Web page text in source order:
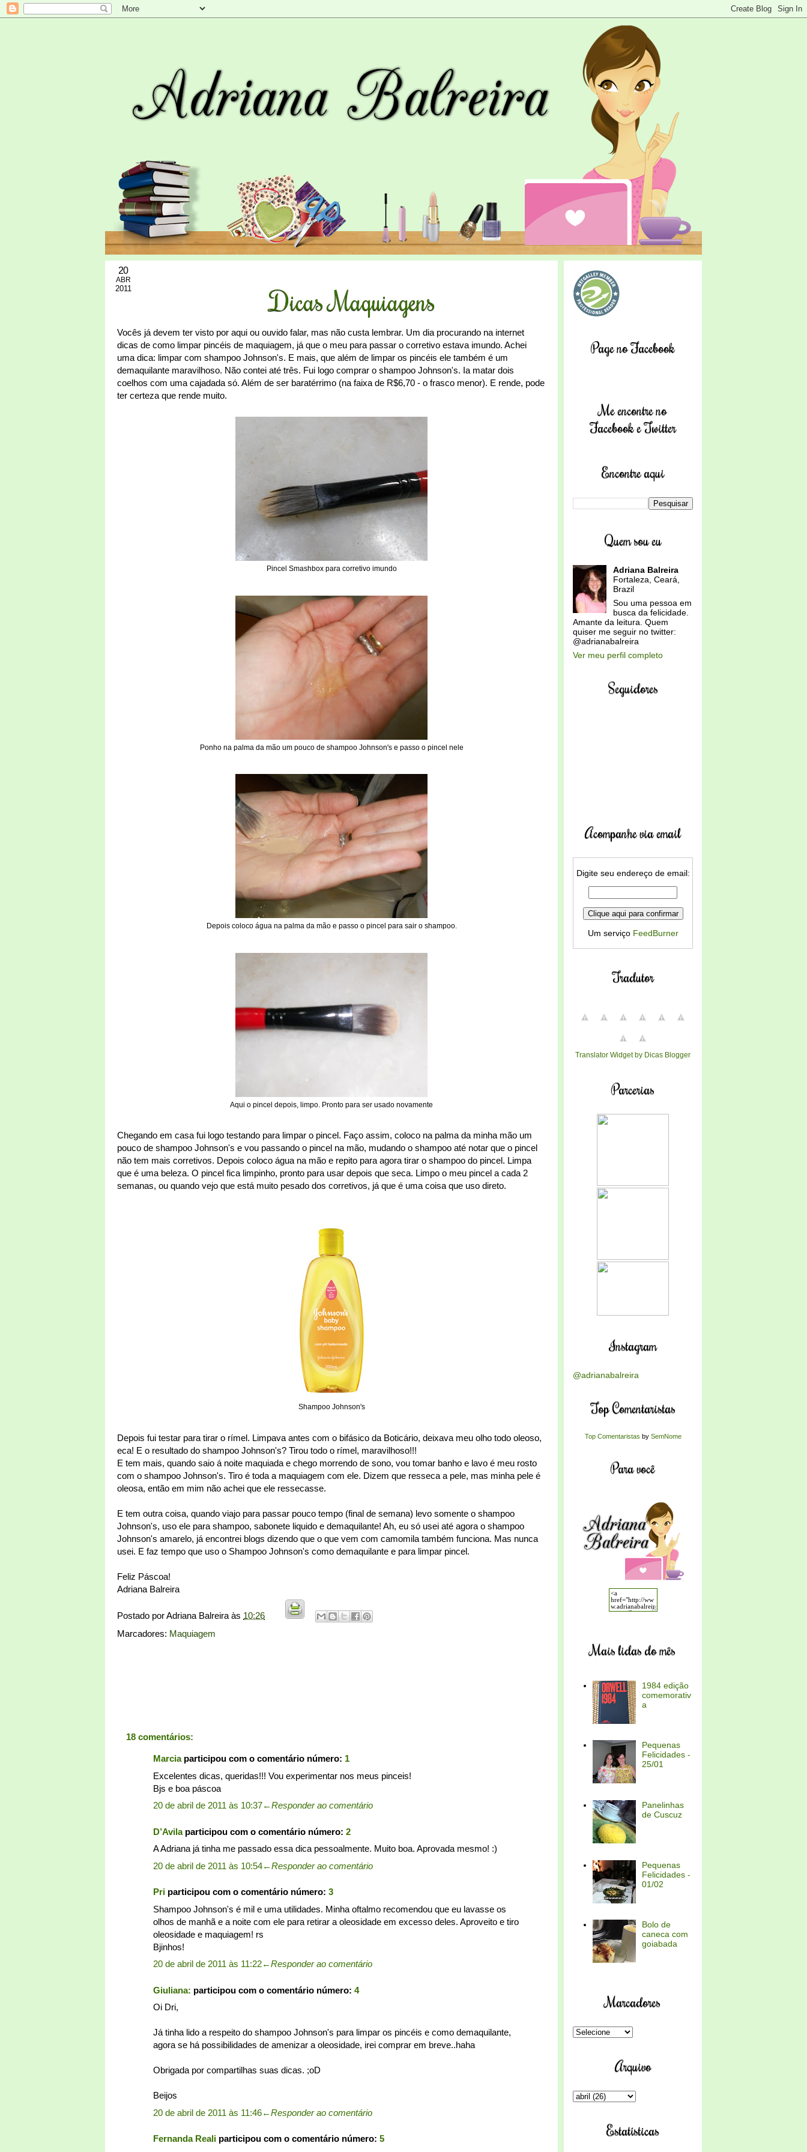
20
ABR
2011 Dicas Maquiagens
Vocês já devem ter visto por aqui ou ouvido falar, mas não custa lembrar. Um dia procurando na internet
dicas de como limpar pincéis de maquiagem, já que o meu para passar o corretivo estava imundo. Achei
uma dica: limpar com shampoo Johnson's. E mais, que além de limpar os pincéis ele também é um
demaquilante maravilhoso. Não contei até três. Fui logo comprar o shampoo Johnson's. Ia matar dois
coelhos com uma cajadada só. Além de ser baratérrimo (na faixa de R$6,70 - o frasco menor). E rende, pode
ter certeza que rende muito.
Pincel Smashbox para corretivo imundo
Ponho na palma da mão um pouco de shampoo Johnson's e passo o pincel nele
Depois coloco água na palma da mão e passo o pincel para sair o shampoo.
Aqui o pincel depois, limpo. Pronto para ser usado novamente
Chegando em casa fui logo testando para limpar o pincel. Faço assim, coloco na palma da minha mão um
pouco de shampoo Johnson's e vou passando o pincel na mão, mudando o shampoo até notar que o pincel
não tem mais corretivos. Depois coloco água na mão e repito para agora tirar o shampoo do pincel. Limpa
que é uma beleza. O pincel fica limpinho, pronto para usar depois que seca. Limpo o meu pincel a cada 2
semanas, ou quando vejo que está muito pesado dos corretivos, já que é uma coisa que uso direto.
Shampoo Johnson's
Depois fui testar para tirar o rímel. Limpava antes com o bifásico da Boticário, deixava meu olho todo oleoso,
eca! E o resultado do shampoo Johnson's? Tirou todo o rímel, maravilhoso!!!
E tem mais, quando saio á noite maquiada e chego morrendo de sono, vou tomar banho e lavo é meu rosto
com o shampoo Johnson's. Tiro é toda a maquiagem com ele. Dizem que resseca a pele, mas minha pele é
oleosa, então em mim não achei que ele ressecasse.
E tem outra coisa, quando viajo para passar pouco tempo (final de semana) levo somente o shampoo
Johnson's, uso ele para shampoo, sabonete liquido e demaquilante! Ah, eu só usei até agora o shampoo
Johnson's amarelo, já encontrei blogs dizendo que o que vem com camomila também funciona. Mas nunca
usei. E faz tempo que uso o Shampoo Johnson's como demaquilante e para limpar pincel.
Feliz Páscoa!
Adriana Balreira
Postado porAdriana Balreira às 10:26
Marcadores: Maquiagem
18 comentários:
Marciaparticipou com o comentário número: 1
Excelentes dicas, queridas!!! Vou experimentar nos meus pinceis!
Bjs e boa páscoa
20 de abril de 2011 às 10:37←Responder ao comentário
D’Avilaparticipou com o comentário número: 2
A Adriana já tinha me passado essa dica pessoalmente. Muito boa. Aprovada mesmo! :)
20 de abril de 2011 às 10:54←Responder ao comentário
Pri participou com o comentário número: 3
Shampoo Johnson's é mil e uma utilidades. Minha oftalmo recomendou que eu lavasse os
olhos de manhã e a noite com ele para retirar a oleosidade em excesso deles. Aproveito e tiro
oleosidade e maquiagem! rs
Bjinhos!
20 de abril de 2011 às 11:22←Responder ao comentário
Giuliana: participou com o comentário número: 4
Oi Dri,
Já tinha lido a respeito do shampoo Johnson's para limpar os pincéis e como demaquilante,
agora se há possibilidades de amenizar a oleosidade, irei comprar em breve..haha
Obrigada por compartilhas suas dicas. ;oD
Beijos
20 de abril de 2011 às 11:46←Responder ao comentário
Fernanda Reali participou com o comentário número: 5
Page no Facebook
Me encontre no
Facebook e Twitter
Encontre aqui
Quem sou eu
Adriana Balreira
Fortaleza, Ceará,
Brazil
Sou uma pessoa em
busca da felicidade.
Amante da leitura. Quem
quiser me seguir no twitter:
@adrianabalreira
Ver meu perfil completo
Seguidores
Acompanhe via email
Digite seu endereço de email:
Um serviço FeedBurner
Tradutor
Translator Widget by Dicas Blogger
Parcerias
Instagram
@adrianabalreira
Top Comentaristas
Top Comentaristas by SemNome
Para você
Mais lidas do mês
1984 edição
comemorativ
a
Pequenas
Felicidades -
25/01
Panelinhas
de Cuscuz
Pequenas
Felicidades -
01/02
Bolo de
caneca com
goiabada
Marcadores
Arquivo
Estatísticas